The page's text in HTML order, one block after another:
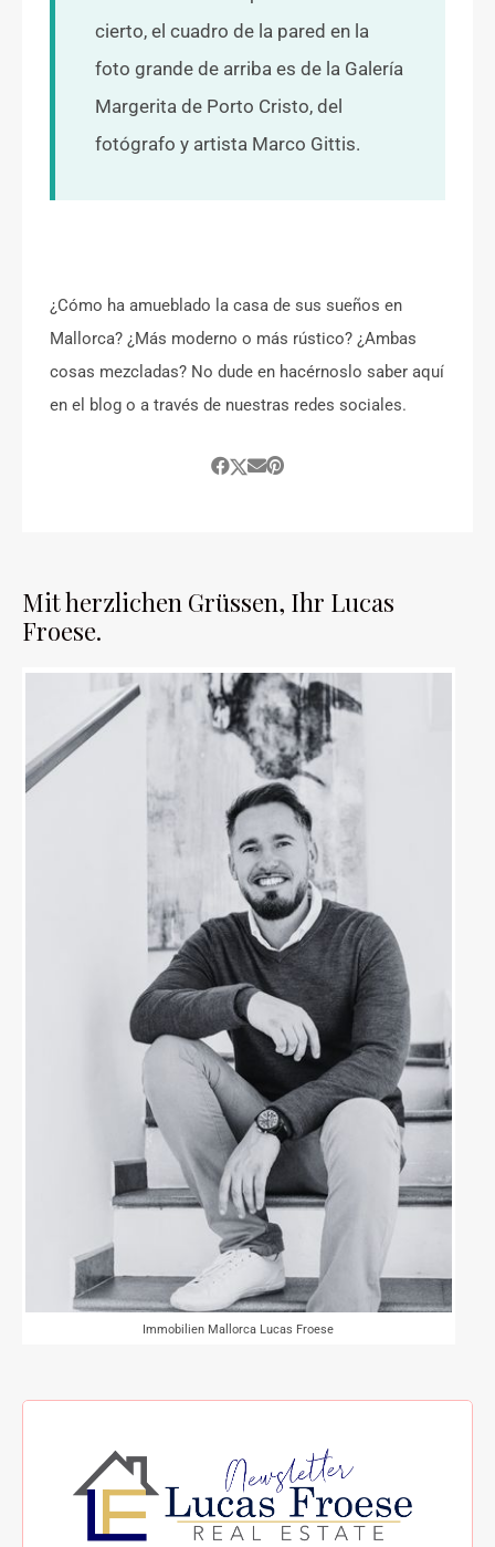
cierto, el cuadro de la pared en la
foto grande de arriba es de la Galería
Margerita de Porto Cristo, del
fotógrafo y artista Marco Gittis.
¿Cómo ha amueblado la casa de sus sueños en
Mallorca? ¿Más moderno o más rústico? ¿Ambas
cosas mezcladas? No dude en hacérnoslo saber aquí
en el blog o a través de nuestras redes sociales.
Mit herzlichen Grüssen, Ihr Lucas
Froese.
Immobilien Mallorca Lucas Froese